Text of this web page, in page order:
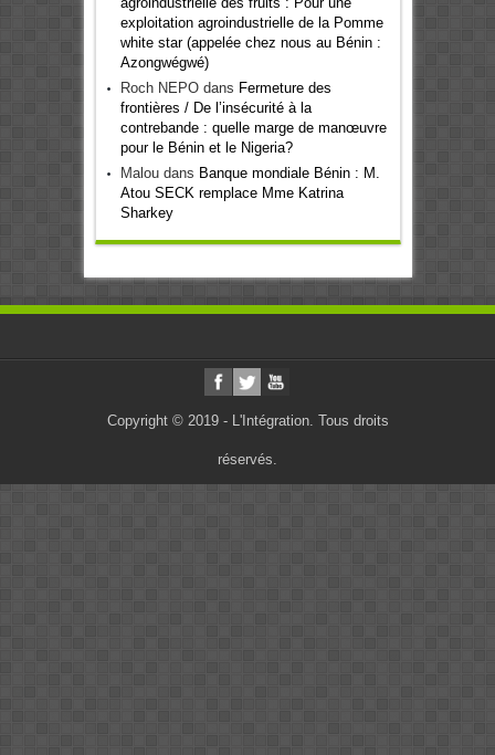
exploitation agroindustrielle de la Pomme
white star (appelée chez nous au Bénin :
Azongwégwé)
Roch NEPOdans Fermeture des
frontières / De l’insécurité à la
contrebande : quelle marge de manœuvre
pour le Bénin et le Nigeria?
Maloudans Banque mondiale Bénin : M.
Atou SECK remplace Mme Katrina
Sharkey
Copyright © 2019 - L'Intégration. Tous droits
réservés.